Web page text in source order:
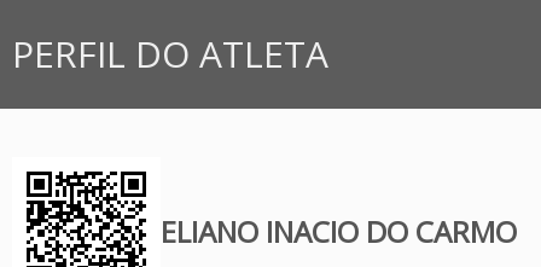
PERFIL DO ATLETA
ELIANO INACIO DO CARMO